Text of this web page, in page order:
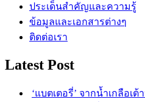
ประเด็นสำคัญและความรู้
ข้อมูลและเอกสารต่างๆ
ติดต่อเรา
Latest Post
‘แบตเตอรี่’ จากน้ำเกลือเ